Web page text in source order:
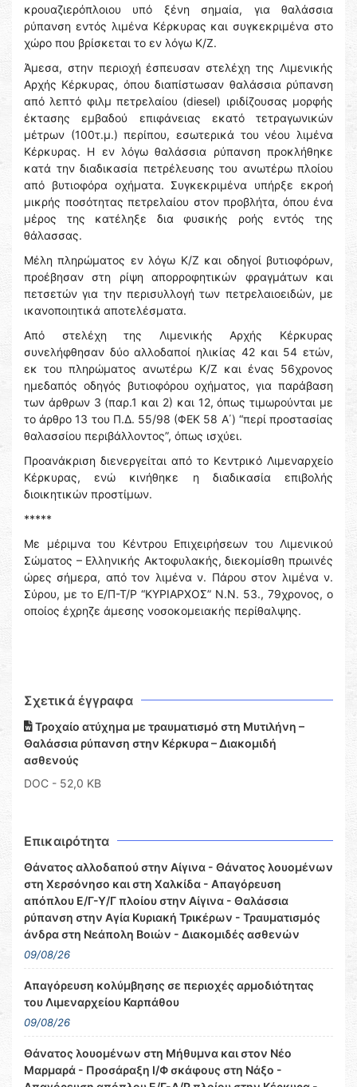
κρουαζιερόπλοιου υπό ξένη σημαία, για θαλάσσια
ρύπανση εντός λιμένα Κέρκυρας και συγκεκριμένα στο
χώρο που βρίσκεται το εν λόγω Κ/Ζ.
Άμεσα, στην περιοχή έσπευσαν στελέχη της Λιμενικής
Αρχής Κέρκυρας, όπου διαπίστωσαν θαλάσσια ρύπανση
από λεπτό φιλμ πετρελαίου (diesel) ιριδίζουσας μορφής
έκτασης εμβαδού επιφάνειας εκατό τετραγωνικών
μέτρων (100τ.μ.) περίπου, εσωτερικά του νέου λιμένα
Κέρκυρας. Η εν λόγω θαλάσσια ρύπανση προκλήθηκε
κατά την διαδικασία πετρέλευσης του ανωτέρω πλοίου
από βυτιοφόρα οχήματα. Συγκεκριμένα υπήρξε εκροή
μικρής ποσότητας πετρελαίου στον προβλήτα, όπου ένα
μέρος της κατέληξε δια φυσικής ροής εντός της
θάλασσας.
Μέλη πληρώματος εν λόγω Κ/Ζ και οδηγοί βυτιοφόρων,
προέβησαν στη ρίψη απορροφητικών φραγμάτων και
πετσετών για την περισυλλογή των πετρελαιοειδών, με
ικανοποιητικά αποτελέσματα.
Από στελέχη της Λιμενικής Αρχής Κέρκυρας
συνελήφθησαν δύο αλλοδαποί ηλικίας 42 και 54 ετών,
εκ του πληρώματος ανωτέρω Κ/Ζ και ένας 56χρονος
ημεδαπός οδηγός βυτιοφόρου οχήματος, για παράβαση
των άρθρων 3 (παρ.1 και 2) και 12, όπως τιμωρούνται με
το άρθρο 13 του Π.Δ. 55/98 (ΦΕΚ 58 Α΄) “περί προστασίας
θαλασσίου περιβάλλοντος”, όπως ισχύει.
Προανάκριση διενεργείται από το Κεντρικό Λιμεναρχείο
Κέρκυρας, ενώ κινήθηκε η διαδικασία επιβολής
διοικητικών προστίμων.
*****
Με μέριμνα του Κέντρου Επιχειρήσεων του Λιμενικού
Σώματος – Ελληνικής Ακτοφυλακής, διεκομίσθη πρωινές
ώρες σήμερα, από τον λιμένα ν. Πάρου στον λιμένα ν.
Σύρου, με το Ε/Π-Τ/Ρ “ΚΥΡΙΑΡΧΟΣ” Ν.Ν. 53., 79χρονος, ο
οποίος έχρηζε άμεσης νοσοκομειακής περίθαλψης.
Σχετικά έγγραφα
Τροχαίο ατύχημα με τραυματισμό στη Μυτιλήνη –
Θαλάσσια ρύπανση στην Κέρκυρα – Διακομιδή
ασθενούς
DOC - 52,0 KB
Επικαιρότητα
Θάνατος αλλοδαπού στην Αίγινα - Θάνατος λουομένων
στη Χερσόνησο και στη Χαλκίδα - Απαγόρευση
απόπλου Ε/Γ-Υ/Γ πλοίου στην Αίγινα - Θαλάσσια
ρύπανση στην Αγία Κυριακή Τρικέρων - Τραυματισμός
άνδρα στη Νεάπολη Βοιών - Διακομιδές ασθενών
09/08/26
Απαγόρευση κολύμβησης σε περιοχές αρμοδιότητας
του Λιμεναρχείου Καρπάθου
09/08/26
Θάνατος λουομένων στη Μήθυμνα και στον Νέο
Μαρμαρά - Προσάραξη Ι/Φ σκάφους στη Νάξο -